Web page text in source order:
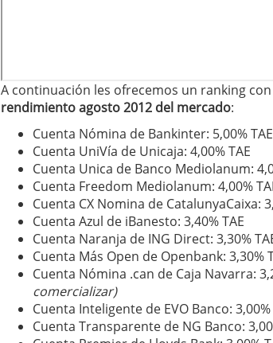
A continuación les ofrecemos un ranking con
rendimiento agosto2012 del mercado:
Cuenta Nómina de Bankinter: 5,00% TAE
Cuenta UniVía de Unicaja: 4,00% TAE
Cuenta Unica de Banco Mediolanum:
Cuenta Freedom Mediolanum: 4,00%
Cuenta CX Nomina de CatalunyaCaixa:
Cuenta Azul de iBanesto: 3,40% TAE
Cuenta Naranja de ING Direct: 3,30%
Cuenta Más Open de Openbank: 3,30%
Cuenta Nómina .can de Caja Navarra:
comercializar)
Cuenta Inteligente de EVO Banco: 3,00%
Cuenta Transparente de NG Banco: